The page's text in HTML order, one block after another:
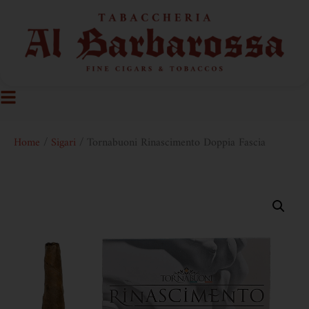
Home Sigari / Tornabuoni Rinascimento Doppia Fascia